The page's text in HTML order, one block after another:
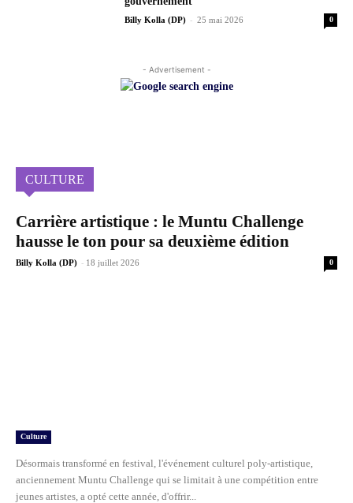
Billy Kolla (DP) - 25 mai 2026 0
- Advertisement -
CULTURE
Carrière artistique : le Muntu Challenge
hausse le ton pour sa deuxième édition
Billy Kolla (DP) - 18 juillet 2026 0
Culture
Désormais transformé en festival, l'événement culturel poly-artistique,
anciennement Muntu Challenge qui se limitait à une compétition entre
jeunes artistes, a opté cette année, d'offrir...